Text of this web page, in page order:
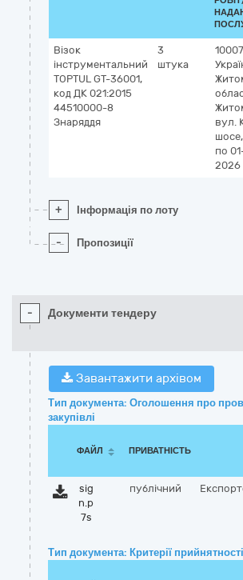
Візок
інструментальний
TOPTUL GT-36001,
код ДК 021:2015
44510000-8
Знаряддя
3
штука
10007
вул.
по
2026
+ Інформація по лоту
- Пропозиції
- Документи тендеру
Завантажити архівом
Тип документа: Оголошення про
закупівлі
ФАЙЛ ПРИВАТНІСТЬ
sig
n.p
7s
публічний
Тип документа: Критерії прийнятності